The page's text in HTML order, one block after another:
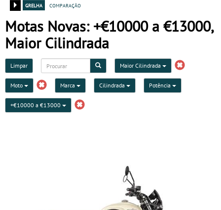
grelha
comparação
Motas Novas: +€10000 a €13000,
Maior Cilindrada
Limpar Maior Cilindrada
Moto Marca Cilindrada Potência
+€10000 a €13000